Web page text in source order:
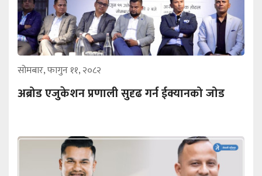
सोमबार, फागुन ११, २०८२
अब्रोड एजुकेशन प्रणाली सुदृढ गर्न ईक्यानको जोड